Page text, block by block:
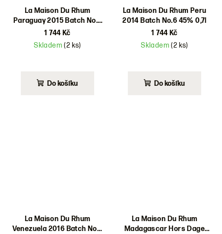
La Maison Du Rhum
Paraguay 2015 Batch No.6
42% 0,7l
1 744 Kč
Skladem(2 ks)
Do košíku
La Maison Du Rhum Peru
2014 Batch No.6 45% 0,7l
1 744 Kč
Skladem(2 ks)
Do košíku
La Maison Du Rhum
Venezuela 2016 Batch No.6
La Maison Du Rhum
Madagascar Hors Dage